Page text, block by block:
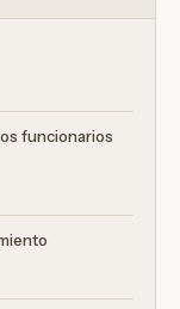
funcionarios